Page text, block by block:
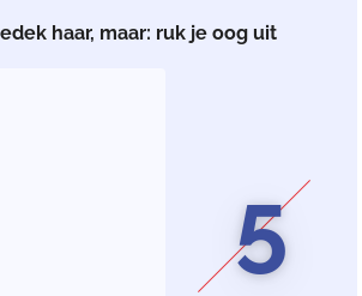
haar, maar: ruk je oog uit
5